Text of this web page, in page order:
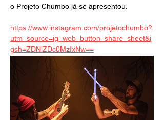
o Projeto Chumbo já se apresentou.
https://www.instagram.com/projetochumbo?
utm_source=ig_web_button_share_sheet&i
gsh=ZDNlZDc0MzIxNw==